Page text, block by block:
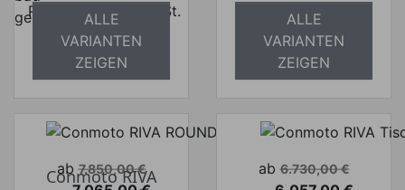
Preise inkl. ges. MwSt.
absolut
versandkostenfrei
ALLE
VARIANTEN
ZEIGEN
absolut
versandkostenfrei
ALLE
VARIANTEN
ZEIGEN
Verkaufspreis
ab 7.850,00 €
Conmoto RIVA
Verkaufspreis
ab 6.730,00 €